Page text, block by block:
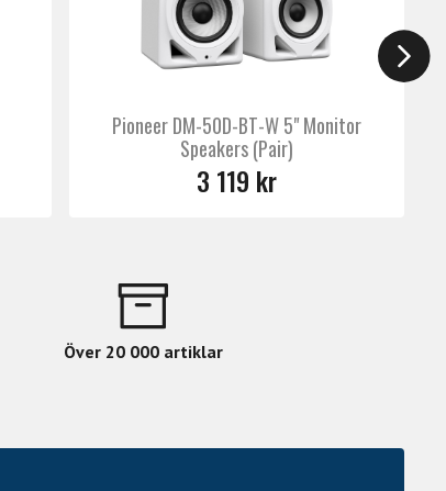
Pioneer DM-50D-BT-W 5" Monitor
Speakers (Pair)
3 119 kr
Över 20 000 artiklar